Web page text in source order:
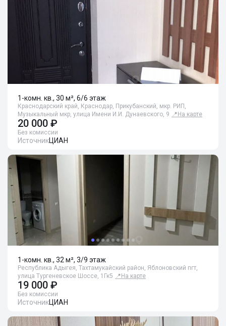
1-комн. кв., 30 м², 6/6 этаж
Краснодарский край, Краснодар, Прикубанский, мкр. РИП,
Музыкальный мкр, улица Имени И.И. Дунаевского, 9 📍 На карте
20 000 ₽
Без комиссии
ИсточникЦИАН
1-комн. кв., 32 м², 3/9 этаж
Республика Адыгея, Тахтамукайский район, Яблоновский пгт,
улица Тургеневское Шоссе, 1Гк5 📍 На карте
19 000 ₽
Без комиссии
ИсточникЦИАН